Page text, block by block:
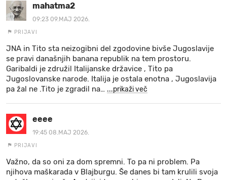
mahatma2
09:23 09.MAJ 2026.
PRIJAVI
JNA in Tito sta neizogibni del zgodovine bivše Jugoslavije
se pravi današnjih banana republik na tem prostoru.
Garibaldi je združil Italijanske državice , Tito pa
Jugoslovanske narode. Italija je ostala enotna , Jugoslavija
pa žal ne .Tito je zgradil na… ...prikaži več
eeee
19:45 08.MAJ 2026.
PRIJAVI
Važno, da so oni za dom spremni. To pa ni problem. Pa
njihova maškarada v Blajburgu. Še danes bi tam krulili svoja